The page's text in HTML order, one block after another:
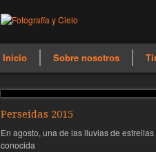
Inicio Sobre nosotros
Perseidas 2015
En agosto, una de las lluvias de
conocida